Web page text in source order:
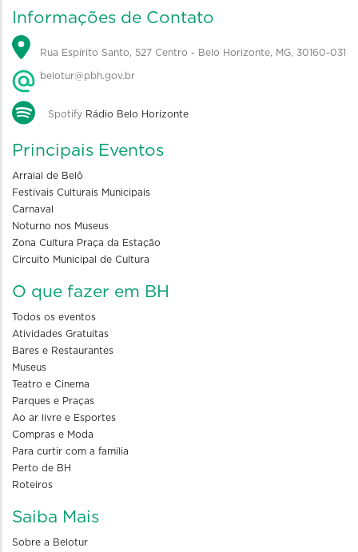
Informações de Contato
Rua Espírito Santo, 527 Centro - Belo Horizonte, MG, 30160-031
belotur@pbh.gov.br
Spotify Rádio Belo Horizonte
Principais Eventos
Arraial de Belô
Festivais Culturais Municipais
Carnaval
Noturno nos Museus
Zona Cultura Praça da Estação
Circuito Municipal de Cultura
O que fazer em BH
Todos os eventos
Atividades Gratuitas
Bares e Restaurantes
Museus
Teatro e Cinema
Parques e Praças
Ao ar livre e Esportes
Compras e Moda
Para curtir com a familia
Perto de BH
Roteiros
Saiba Mais
Sobre a Belotur